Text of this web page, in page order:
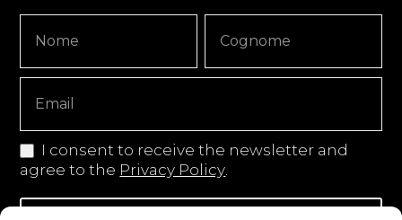
Signup
Copy
I consent to receive the newsletter and
agree to the Privacy Policy